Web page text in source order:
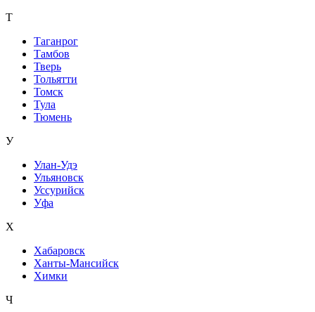
Т
Таганрог
Тамбов
Тверь
Тольятти
Томск
Тула
Тюмень
У
Улан-Удэ
Ульяновск
Уссурийск
Уфа
Х
Хабаровск
Ханты-Мансийск
Химки
Ч